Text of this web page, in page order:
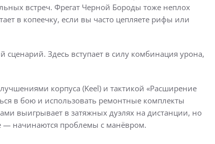
встреч. Фрегат Черной Бороды тоже неплох
в копеечку, если вы часто цепляете рифы или
сценарий. Здесь вступает в силу комбинация урона,
корпуса (Keel) и тактикой «Расширение
в бою и использовать ремонтные комплекты
выигрывает в затяжных дуэлях на дистанции, но
— начинаются проблемы с манёвром.